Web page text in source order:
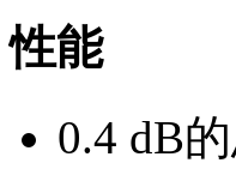
性能
0.4 dB